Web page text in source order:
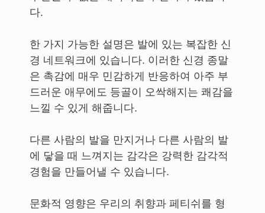
다.
한 가지 가능한 설명은 발에 있는 복잡한 신
경 네트워크에 있습니다. 이러한 신경 종말
은 촉감에 매우 민감하게 반응하여 아주 부
드러운 애무에도 등골이 오싹해지는 쾌감을
느낄 수 있게 해줍니다.
다른 사람의 발을 만지거나 다른 사람의 발
에 닿을 때 느껴지는 감각은 강력한 감각적
경험을 만들어낼 수 있습니다.
문화적 영향은 우리의 취향과 페티쉬를 형